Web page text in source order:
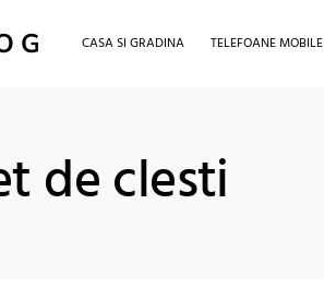
CASA SI GRADINA TELEFOANE MOBILE
de clesti